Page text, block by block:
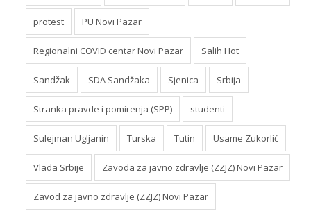
protest PU Novi Pazar
Regionalni COVID centar Novi Pazar Salih Hot
Sandžak SDA Sandžaka Sjenica Srbija
Stranka pravde i pomirenja (SPP) studenti
Sulejman Ugljanin Turska Tutin Usame Zukorlić
Vlada Srbije Zavoda za javno zdravlje (ZZJZ) Novi Pazar
Zavod za javno zdravlje (ZZJZ) Novi Pazar